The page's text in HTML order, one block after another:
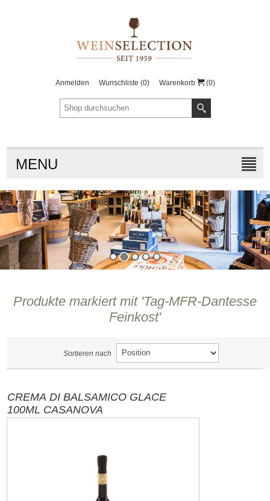
Anmelden Wunschliste (0) Warenkorb (0)
MENU
Produkte markiert mit 'Tag-MFR-Dantesse
Feinkost'
Sortieren nach
CREMA DI BALSAMICO GLACE
100ML CASANOVA